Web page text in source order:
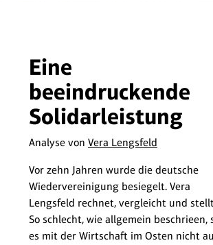
Eine
beeindruckende
Solidarleistung
Analyse von Vera Lengsfeld
Vor zehn Jahren wurde die deutsche
Wiedervereinigung besiegelt. Vera
Lengsfeld rechnet, vergleicht und
So schlecht, wie allgemein beschrieen,
es mit der Wirtschaft im Osten nicht